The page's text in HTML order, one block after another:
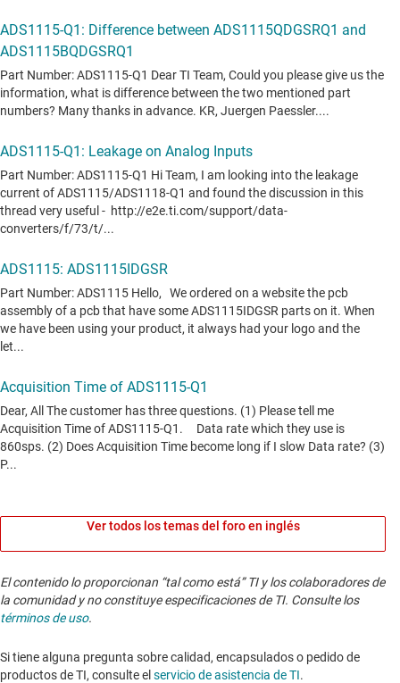
Ver todos los temas del foro en inglés
El contenido lo proporcionan “tal como está” TI y los colaboradores de
la comunidad y no constituye especificaciones de TI. Consulte los
términos de uso.
Si tiene alguna pregunta sobre calidad, encapsulados o pedido de
productos de TI, consulte el servicio de asistencia de TI. ​​​​​​​​​​​​​​